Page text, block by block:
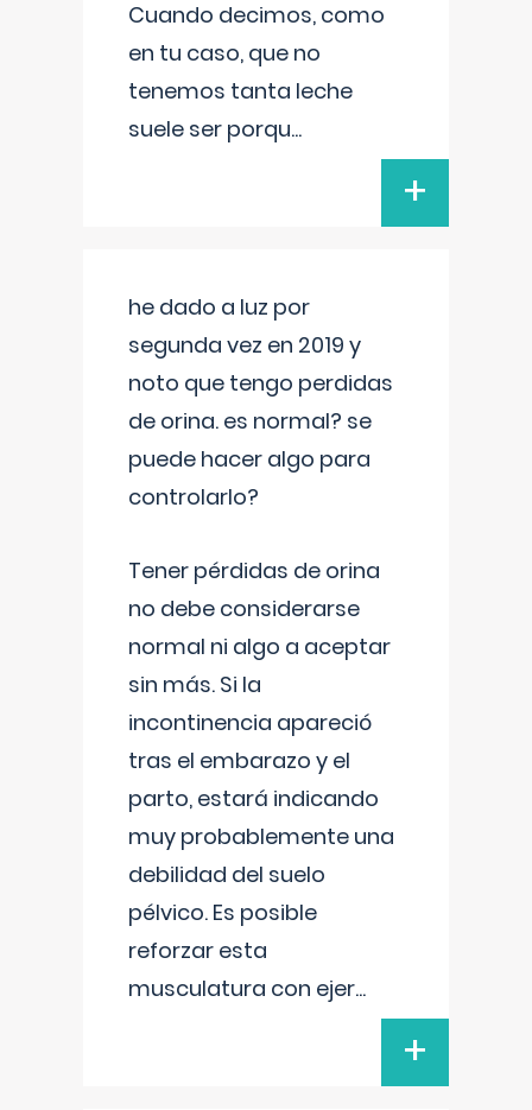
Cuando decimos, como
en tu caso, que no
tenemos tanta leche
suele ser porqu...
+
he dado a luz por
segunda vez en 2019 y
noto que tengo perdidas
de orina. es normal? se
puede hacer algo para
controlarlo?
Tener pérdidas de orina
no debe considerarse
normal ni algo a aceptar
sin más. Si la
incontinencia apareció
tras el embarazo y el
parto, estará indicando
muy probablemente una
debilidad del suelo
pélvico. Es posible
reforzar esta
musculatura con ejer...
+